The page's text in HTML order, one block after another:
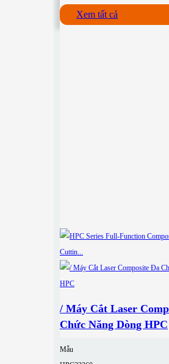
Xem tất cả
/ Máy Cắt Laser
Chức Năng Dòng HPC
Mẫu